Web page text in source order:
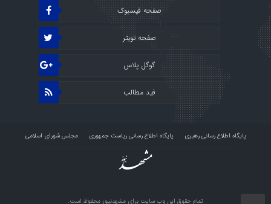
صفحه فیسبوک
صفحه تویتر
گوگل پلاس
فید مطالب
پایگاه اطلاع رسانی رهبری پایگاه اطلاع رسانی ریاست جمهوری مجلس شورای اسلامی
پرتال قوه قضائیه استودیو راو
تمام حقوق این وب سایت برای مشهدنیوز محفوظ است.